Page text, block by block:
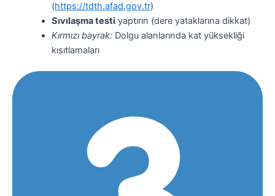
(https://tdth.afad.gov.tr)
Sıvılaşma testi yaptırın (dere yataklarına dikkat)
Kırmızı bayrak:Dolgu alanlarında kat yüksekliği
kısıtlamaları